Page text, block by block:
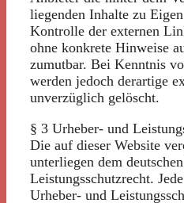
liegenden Inhalte zu
Kontrolle der externen
ohne konkrete Hinweise
zumutbar. Bei Kenntnis
werden jedoch derartige
unverzüglich gelöscht.
§ 3 Urheber- und
Die auf dieser Website
unterliegen dem
Leistungsschutzrecht.
Urheber- und